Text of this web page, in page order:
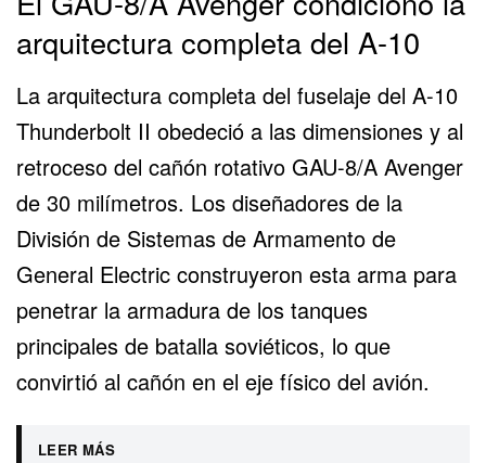
arquitectura completa del A-10
La arquitectura completa del fuselaje del A-10
Thunderbolt II obedeció a las dimensiones y al
retroceso del cañón rotativo GAU-8/A Avenger
de 30 milímetros. Los diseñadores de la
División de Sistemas de Armamento de
General Electric construyeron esta arma para
penetrar la armadura de los tanques
principales de batalla soviéticos, lo que
convirtió al cañón en el eje físico del avión.
LEER MÁS